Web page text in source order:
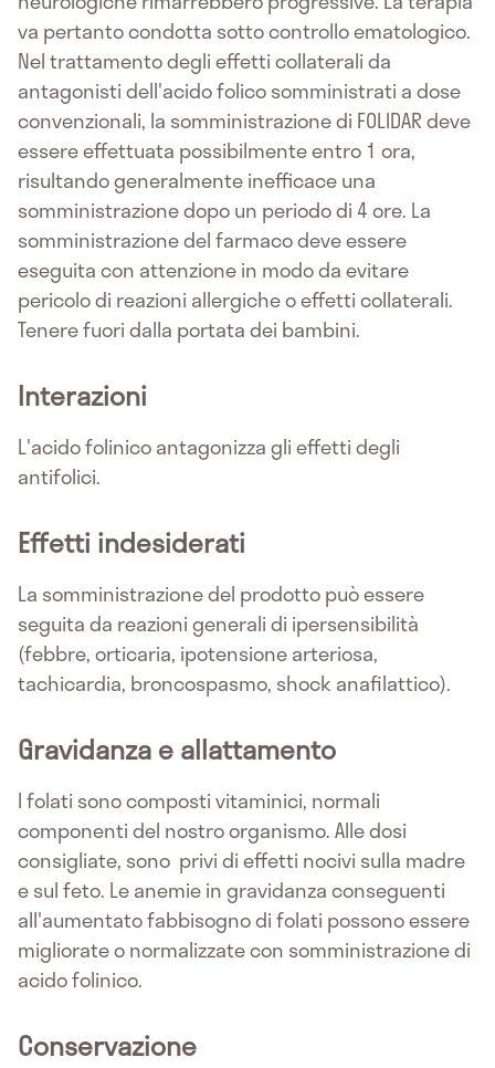
va pertanto condotta sotto controllo ematologico.
Nel trattamento degli effetti collaterali da
antagonisti dell'acido folico somministrati a dose
convenzionali, la somministrazione di FOLIDAR deve
essere effettuata possibilmente entro 1 ora,
risultando generalmente inefficace una
somministrazione dopo un periodo di 4 ore. La
somministrazione del farmaco deve essere
eseguita con attenzione in modo da evitare
pericolo di reazioni allergiche o effetti collaterali.
Tenere fuori dalla portata dei bambini.
Interazioni
L'acido folinico antagonizza gli effetti degli
antifolici.
Effetti indesiderati
La somministrazione del prodotto può essere
seguita da reazioni generali di ipersensibilità
(febbre, orticaria, ipotensione arteriosa,
tachicardia, broncospasmo, shock anafilattico).
Gravidanza e allattamento
I folati sono composti vitaminici, normali
componenti del nostro organismo. Alle dosi
consigliate, sono privi di effetti nocivi sulla madre
e sul feto. Le anemie in gravidanza conseguenti
all'aumentato fabbisogno di folati possono essere
migliorate o normalizzate con somministrazione di
acido folinico.
Conservazione